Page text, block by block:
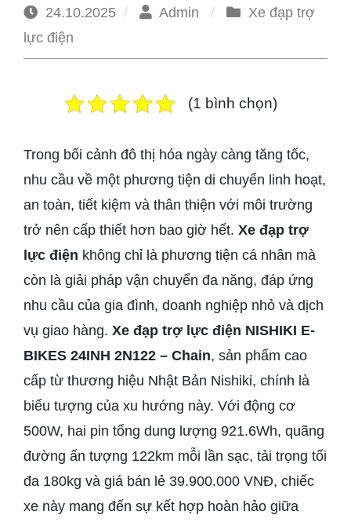
24.10.2025 Admin
Xe đạp trợ
lực điện
(1 bình chọn)
Trong bối cảnh đô thị hóa ngày càng tăng tốc,
nhu cầu về một phương tiện di chuyển linh hoạt,
an toàn, tiết kiệm và thân thiện với môi trường
trở nên cấp thiết hơn bao giờ hết. Xe đạp trợ
lực điện không chỉ là phương tiện cá nhân mà
còn là giải pháp vận chuyển đa năng, đáp ứng
nhu cầu của gia đình, doanh nghiệp nhỏ và dịch
vụ giao hàng. Xe đạp trợ lực điện NISHIKI E-
BIKES 24INH 2N122 – Chain, sản phẩm cao
cấp từ thương hiệu Nhật Bản Nishiki, chính là
biểu tượng của xu hướng này. Với động cơ
500W, hai pin tổng dung lượng 921.6Wh, quãng
đường ấn tượng 122km mỗi lần sạc, tải trọng tối
đa 180kg và giá bán lẻ 39.900.000 VNĐ, chiếc
xe này mang đến sự kết hợp hoàn hảo giữa